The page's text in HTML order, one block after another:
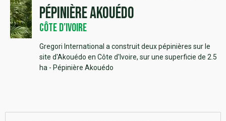
Pépinière Akouédo
Côte d’Ivoire
Gregori International a construit deux pépinières sur le
site d'Akouédo en Côte d'Ivoire, sur une superficie de 2.5
ha - Pépinière Akouédo